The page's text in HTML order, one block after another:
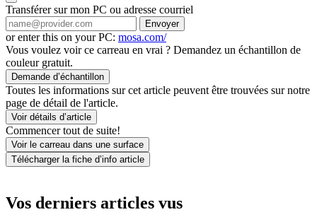
Transférer sur mon PC ou adresse courriel
Envoyer
or enter this on your PC: mosa.com/
Vous voulez voir ce carreau en vrai ? Demandez un échantillon de
couleur gratuit.
Demande d’échantillon
Toutes les informations sur cet article peuvent être trouvées sur notre
page de détail de l'article.
Voir détails d’article
Commencer tout de suite!
Voir le carreau dans une surface
Télécharger la fiche d’info article
Vos derniers articles vus